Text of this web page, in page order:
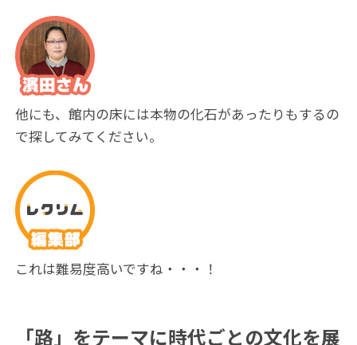
他にも、館内の床には本物の化石があったりもするの
で探してみてください。
これは難易度高いですね・・・！
「路」をテーマに時代ごとの文化を展